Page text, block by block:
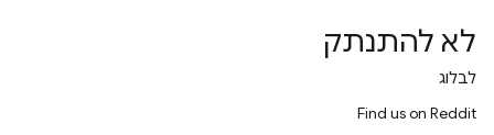
לא להתנתק
לבלוג
Find us on Reddit